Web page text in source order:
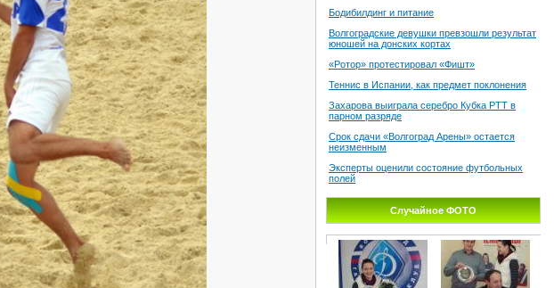
Бодибилдинг и питание
Волгоградские девушки превзошли результат
юношей на донских кортах
«Ротор» протестировал «Фишт»
Теннис в Испании, как предмет поклонения
Захарова выиграла серебро Кубка РТТ в
парном разряде
Срок сдачи «Волгоград Арены» остается
неизменным
Эксперты оценили состояние футбольных
полей
Случайное ФОТО